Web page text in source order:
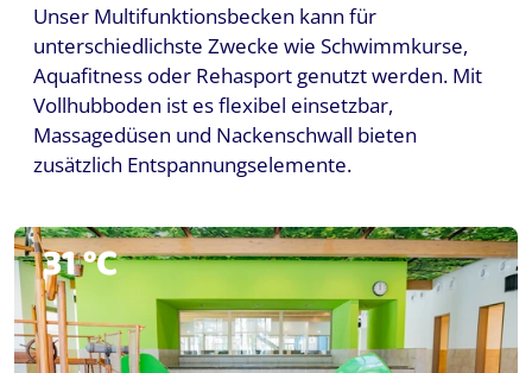
Unser Multifunktionsbecken kann für
unterschiedlichste Zwecke wie Schwimmkurse,
Aquafitness oder Rehasport genutzt werden. Mit
Vollhubboden ist es flexibel einsetzbar,
Massagedüsen und Nackenschwall bieten
zusätzlich Entspannungselemente.
31 °C